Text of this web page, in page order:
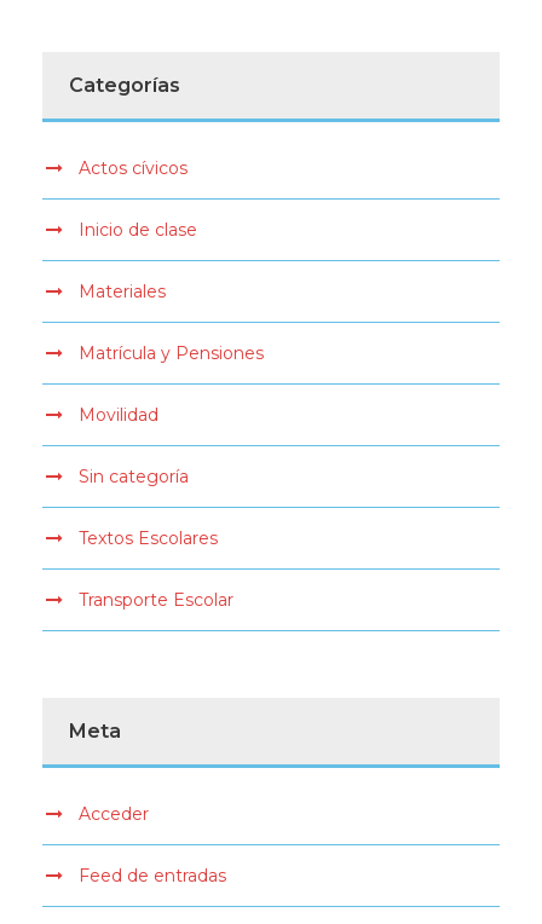
Categorías
Actos cívicos
Inicio de clase
Materiales
Matrícula y Pensiones
Movilidad
Sin categoría
Textos Escolares
Transporte Escolar
Meta
Acceder
Feed de entradas